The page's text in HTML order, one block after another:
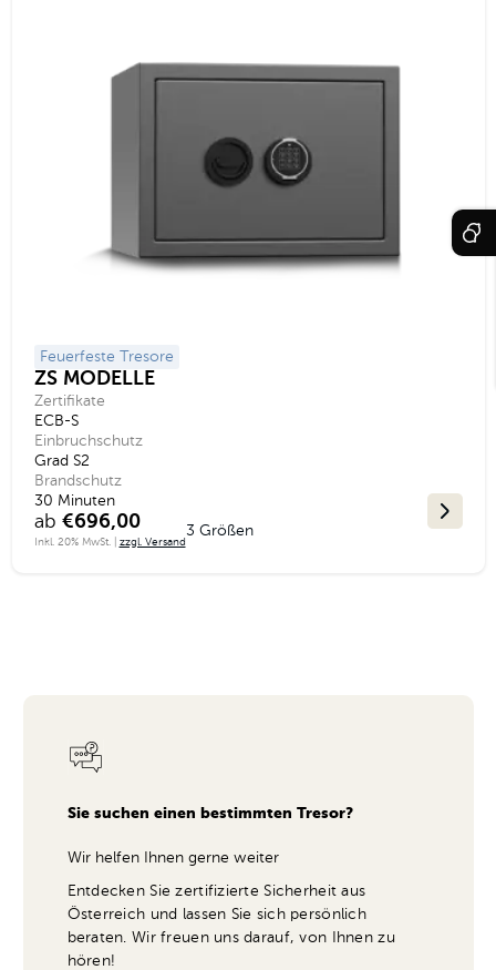
Feuerfeste Tresore
ZS MODELLE
Zertifikate
ECB-S
Einbruchschutz
Grad S2
Brandschutz
30 Minuten
ab €696,00
Inkl. 20% MwSt. | zzgl. Versand
3 Größen
Sie suchen einen bestimmten Tresor?
Wir helfen Ihnen gerne weiter
Entdecken Sie zertifizierte Sicherheit aus
Österreich und lassen Sie sich persönlich
beraten. Wir freuen uns darauf, von Ihnen zu
hören!